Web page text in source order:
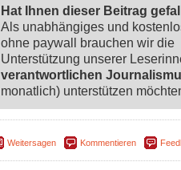
Hat Ihnen dieser Beitrag
Als unabhängiges und
ohne paywall brauchen wir die
Unterstützung unserer
verantwortlichen
monatlich) unterstützen
Weitersagen Kommentieren